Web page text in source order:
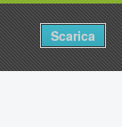
Scarica